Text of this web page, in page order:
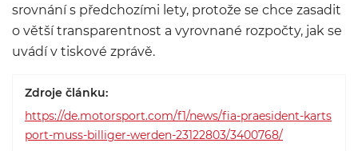
srovnání s předchozími lety, protože se chce zasadit
o větší transparentnost a vyrovnané rozpočty, jak se
uvádí v tiskové zprávě.
Zdroje článku:
https://de.motorsport.com/f1/news/fia-praesident-karts
port-muss-billiger-werden-23122803/3400768/